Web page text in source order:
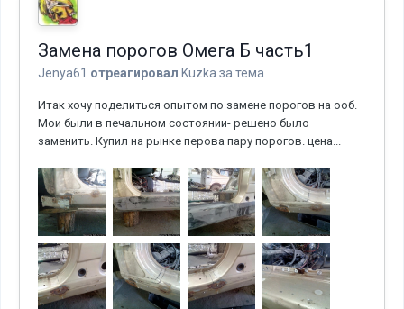
Замена порогов Омега Б часть1
Jenya61 отреагировал Kuzka за тема
Итак хочу поделиться опытом по замене порогов на ооб.
Мои были в печальном состоянии- решено было
заменить. Купил на рынке перова пару порогов. цена...